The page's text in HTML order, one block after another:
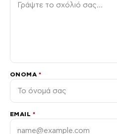
ΌΝΟΜΑ *
EMAIL *